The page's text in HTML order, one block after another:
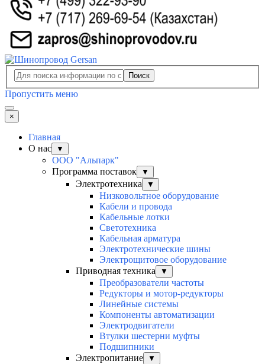
Поиск
Пропустить меню
×
Главная
О нас
▼
ООО "Альпарк"
Программа поставок
▼
Электротехника ▼
Низковольтное оборудование
Кабели и провода
Кабельные лотки
Светотехника
Кабельная арматура
Электротехнические шины
Электрощитовое оборудование
Приводная техника
▼
Преобразователи частоты
Редукторы и мотор-редукторы
Линейные системы
Компоненты автоматизации
Электродвигатели
Втулки шестерни муфты
Подшипники
Электропитание
▼